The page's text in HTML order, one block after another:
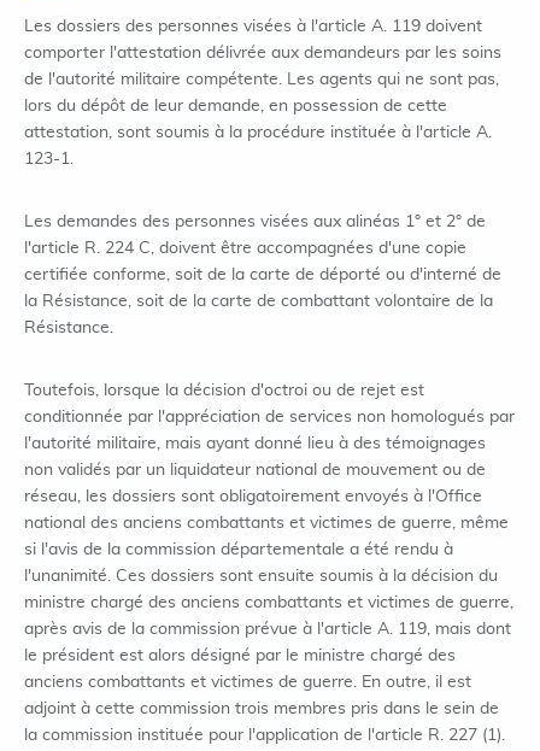
Les dossiers des personnes visées à l'article A. 119 doivent
comporter l'attestation délivrée aux demandeurs par les soins
de l'autorité militaire compétente. Les agents qui ne sont pas,
lors du dépôt de leur demande, en possession de cette
attestation, sont soumis à la procédure instituée à l'article A.
123-1.
Les demandes des personnes visées aux alinéas 1° et 2° de
l'article R. 224 C, doivent être accompagnées d'une copie
certifiée conforme, soit de la carte de déporté ou d'interné de
la Résistance, soit de la carte de combattant volontaire de la
Résistance.
Toutefois, lorsque la décision d'octroi ou de rejet est
conditionnée par l'appréciation de services non homologués par
l'autorité militaire, mais ayant donné lieu à des témoignages
non validés par un liquidateur national de mouvement ou de
réseau, les dossiers sont obligatoirement envoyés à l'Office
national des anciens combattants et victimes de guerre, même
si l'avis de la commission départementale a été rendu à
l'unanimité. Ces dossiers sont ensuite soumis à la décision du
ministre chargé des anciens combattants et victimes de guerre,
après avis de la commission prévue à l'article A. 119, mais dont
le président est alors désigné par le ministre chargé des
anciens combattants et victimes de guerre. En outre, il est
adjoint à cette commission trois membres pris dans le sein de
la commission instituée pour l'application de l'article R. 227 (1).